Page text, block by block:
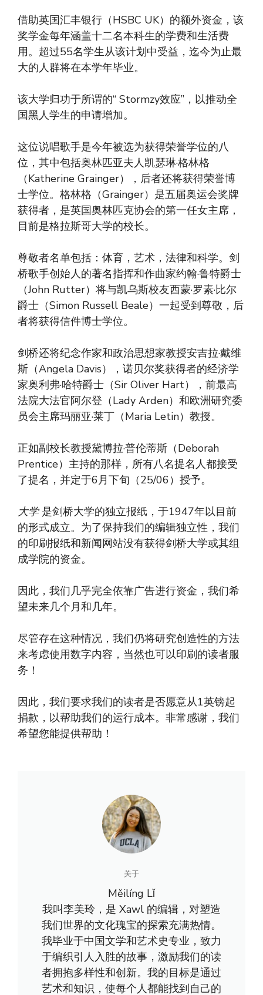
借助英国汇丰银行（HSBC UK）的额外资金，该
奖学金每年涵盖十二名本科生的学费和生活费
用。超过55名学生从该计划中受益，迄今为止最
大的人群将在本学年毕业。
该大学归功于所谓的“ Stormzy效应”，以推动全
国黑人学生的申请增加。
这位说唱歌手是今年被选为获得荣誉学位的八
位，其中包括奥林匹亚夫人凯瑟琳·格林格
（Katherine Grainger），后者还将获得荣誉博
士学位。格林格（Grainger）是五届奥运会奖牌
获得者，是英国奥林匹克协会的第一任女主席，
目前是格拉斯哥大学的校长。
尊敬者名单包括：体育，艺术，法律和科学。剑
桥歌手创始人的著名指挥和作曲家约翰·鲁特爵士
（John Rutter）将与凯乌斯校友西蒙·罗素·比尔
爵士（Simon Russell Beale）一起受到尊敬，后
者将获得信件博士学位。
剑桥还将纪念作家和政治思想家教授安吉拉·戴维
斯（Angela Davis），诺贝尔奖获得者的经济学
家奥利弗·哈特爵士（Sir Oliver Hart），前最高
法院大法官阿尔登（Lady Arden）和欧洲研究委
员会主席玛丽亚·莱丁（Maria Letin）教授。
正如副校长教授黛博拉·普伦蒂斯（Deborah
Prentice）主持的那样，所有八名提名人都接受
了提名，并定于6月下旬（25/06）授予。
大学是剑桥大学的独立报纸，于1947年以目前
的形式成立。为了保持我们的编辑独立性，我们
的印刷报纸和新闻网站没有获得剑桥大学或其组
成学院的资金。
因此，我们几乎完全依靠广告进行资金，我们希
望未来几个月和几年。
尽管存在这种情况，我们仍将研究创造性的方法
来考虑使用数字内容，当然也可以印刷的读者服
务！
因此，我们要求我们的读者是否愿意从1英镑起
捐款，以帮助我们的运行成本。非常感谢，我们
希望您能提供帮助！
关于
Měilíng Lǐ
我叫李美玲，是 Xawl 的编辑，对塑造
我们世界的文化瑰宝的探索充满热情。
我毕业于中国文学和艺术史专业，致力
于编织引人入胜的故事，激励我们的读
者拥抱多样性和创新。我的目标是通过
艺术和知识，使每个人都能找到自己的